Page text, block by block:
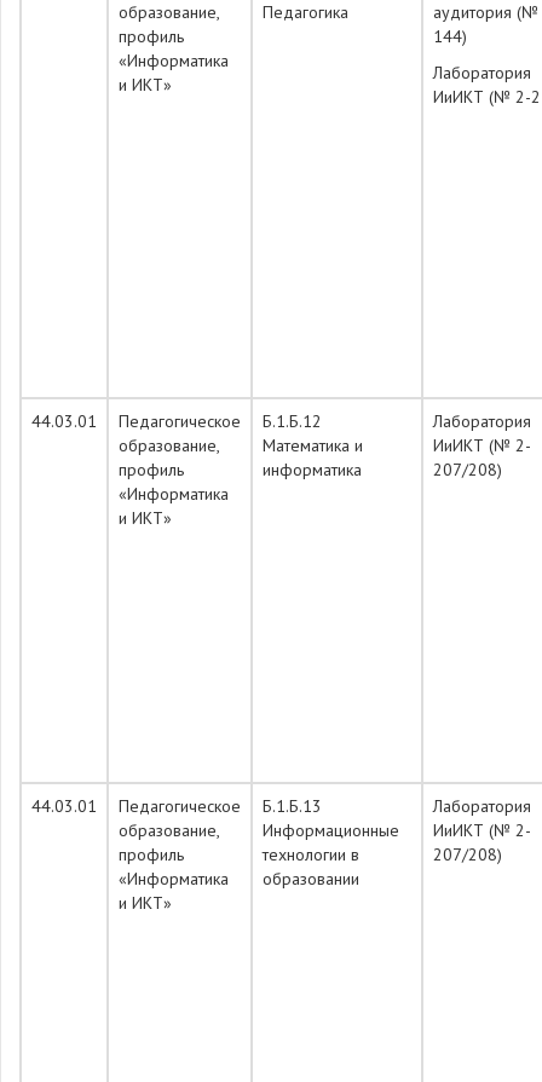
образование,
профиль
«Информатика
и ИКТ»
Педагогика
аудитория
144)
Лаборатория
ИиИКТ (№ 2-
44.03.01
Педагогическое
образование,
профиль
«Информатика
и ИКТ»
Б.1.Б.12
Математика и
информатика
Лаборатория
ИиИКТ (№ 2-
207/208)
44.03.01
Педагогическое
образование,
профиль
«Информатика
и ИКТ»
Б.1.Б.13
Информационные
технологии в
образовании
Лаборатория
ИиИКТ (№ 2-
207/208)